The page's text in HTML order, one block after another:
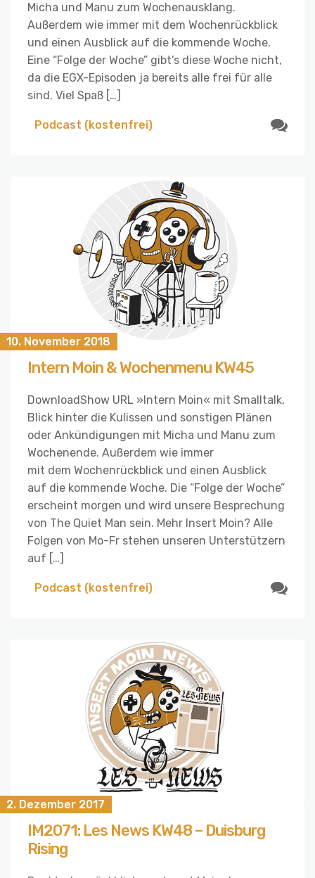
Micha und Manu zum Wochenausklang.
Außerdem wie immer mit dem Wochenrückblick
und einen Ausblick auf die kommende Woche.
Eine “Folge der Woche” gibt’s diese Woche nicht,
da die EGX-Episoden ja bereits alle frei für alle
sind. Viel Spaß […]
Podcast (kostenfrei)
10. November 2018
Intern Moin & Wochenmenu KW45
DownloadShow URL »Intern Moin« mit Smalltalk,
Blick hinter die Kulissen und sonstigen Plänen
oder Ankündigungen mit Micha und Manu zum
Wochenende. Außerdem wie immer
mit dem Wochenrückblick und einen Ausblick
auf die kommende Woche. Die “Folge der Woche”
erscheint morgen und wird unsere Besprechung
von The Quiet Man sein. Mehr Insert Moin? Alle
Folgen von Mo-Fr stehen unseren Unterstützern
auf […]
Podcast (kostenfrei)
2. Dezember 2017
IM2071: Les News KW48 – Duisburg
Rising